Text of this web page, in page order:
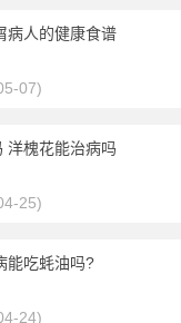
病人的健康食谱
07)
洋槐花能治病吗
25)
能吃蚝油吗?
24)